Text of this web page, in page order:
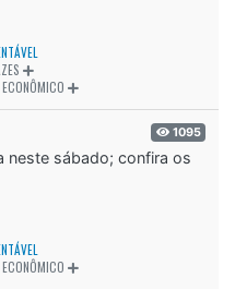
1095
neste sábado; confira os